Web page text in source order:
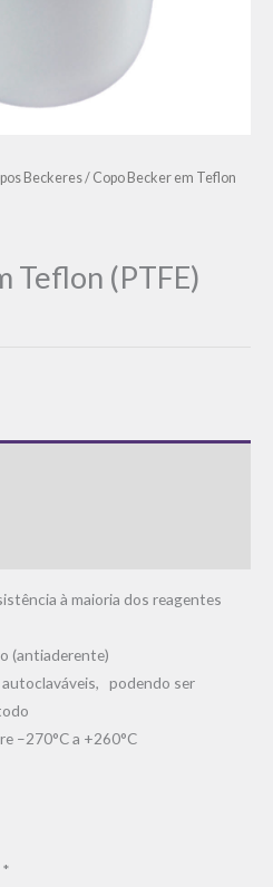
Beckeres/ Copo Becker em Teflon
Teflon (PTFE)
à maioria dos reagentes
(antiaderente)
autoclaváveis, podendo ser
–270°C a +260°C
*